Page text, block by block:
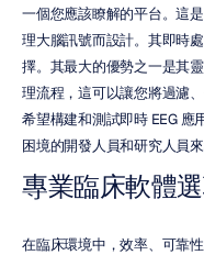
一個您應該瞭解的平台。這
理大腦訊號而設計。其即時
擇。其最大的優勢之一是其
理流程，這可以讓您將過濾
希望構建和測試即時 EEG 應
困境的開發人員和研究人員
專業臨床軟體
在臨床環境中，效率、可靠